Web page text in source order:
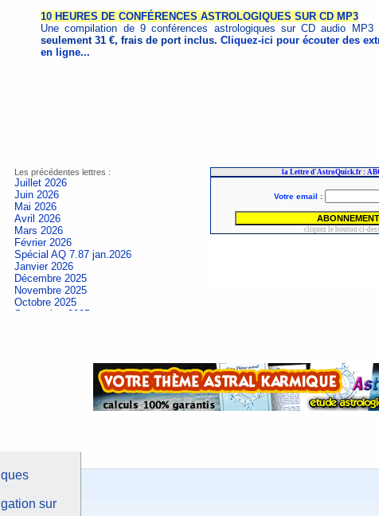
sur
10 HEURES DE CONFÉRENCES ASTROLOGIQUES SUR CD MP3
Une compilation de 9 conférences astrologiques sur CD audio MP3
seulement 31 €, frais de port inclus. Cliquez-ici pour écouter des
en ligne...
Les précédentes lettres :
Juillet 2026
Juin 2026
Mai 2026
Avril 2026
Mars 2026
Février 2026
Spécial AQ 7.87 jan.2026
Janvier 2026
Décembre 2025
Novembre 2025
Octobre 2025
Septembre 2025
Spécial AQ 7.84 jan.2025
Septembre 2024
Aout 2024
Juin 2024